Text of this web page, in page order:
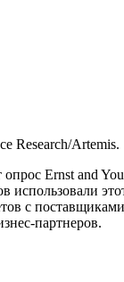
Research/Artemis.
Ernst and
использовали
с
партнеров.